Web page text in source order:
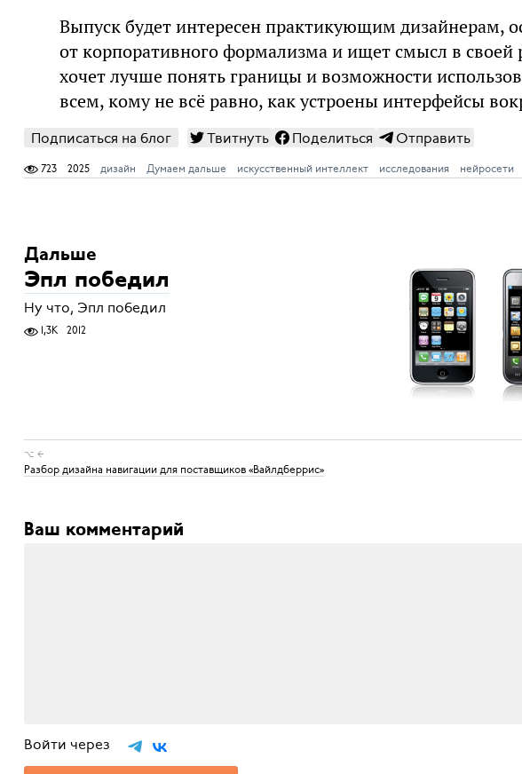
Выпуск будет интересен практикующим дизайнерам,
от корпоративного формализма и ищет смысл в своей
хочет лучше понять границы и возможности
всем, кому не всё равно, как устроены интерфейсы
Подписаться на блог Твитнуть Поделиться Отправить
723 2025 дизайн Думаем дальше искусственный интеллект исследования нейросети
Дальше
Эпл победил
Ну что, Эпл победил
1,3K 2012
⌥ ←
Разбор дизайна навигации для поставщиков «Вайлдберрис»
Ваш комментарий
Войти через